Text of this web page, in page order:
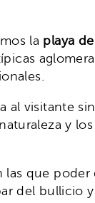
la playa
al visitante
y
las que
del bullicio y